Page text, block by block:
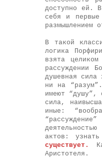
доступно ей.
себя и
размышлением
В такой
логика
взята
рассуждении
душевная
ни на
имеют “душу”,
сила,
иные:
актов:
существует.
Аристотеля.